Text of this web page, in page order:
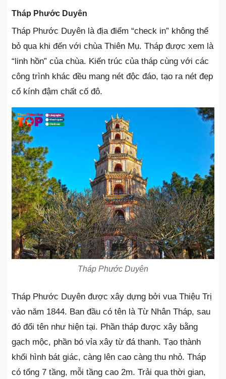
Tháp Phước Duyên
Tháp Phước Duyên là địa điểm “check in” không thể
bỏ qua khi đến với chùa Thiên Mụ. Tháp được xem là
“linh hồn” của chùa. Kiến trúc của tháp cùng với các
công trình khác đều mang nét độc đáo, tạo ra nét đẹp
cổ kính đậm chất cố đô.
Tháp Phước Duyên
Tháp Phước Duyên được xây dựng bởi vua Thiệu Trị
vào năm 1844. Ban đầu có tên là Từ Nhân Tháp, sau
đó đổi tên như hiện tại. Phần tháp được xây bằng
gạch mộc, phần bó vỉa xây từ đá thanh. Tạo thành
khối hình bát giác, càng lên cao càng thu nhỏ. Tháp
có tổng 7 tầng, mỗi tầng cao 2m. Trải qua thời gian,